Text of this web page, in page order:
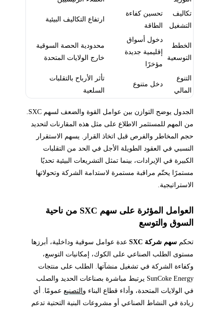
تكاليف
التشغيل
تحسين كفاءة
الطاقة
ارتفاع التكاليف البيئية
الخطط
التوسعية
دخول أسواق
إقليمية جديدة
مؤخرًا
محدودية الحصة السوقية
خارج الولايات المتحدة
التنوع
المالي
دخل متنوع
تأثر الأرباح بالتقلبات
السلعية
الجدول يوضح التوازن بين عوامل القوة والضعف لسهم SXC.
من المهم للمستثمر الاطلاع على مثل هذه المقارنات لتحديد
حجم المخاطر والفرص قبل اتخاذ القرار. يسهم الاستقرار
النسبي في العقود الطويلة الأجل في الحد من التقلبات
الكبيرة في الإيرادات، بينما تمثل التشريعات البيئية تحديًا
مستمرًا يحتّم مراقبة مستمرة لاستدامة الشركة وتحولاتها
الاستراتيجية.
العوامل المؤثرة على سهم SXC من ناحية
السوق والتوسع
تحكم سهم شركة SXC
عدة عوامل سوقية وداخلية، أبرزها
مستوى الطلب الصناعي على الكوك، إمكانيات التوسع،
وكفاءة الشركة في تشغيل منشآتها. الطلب على منتجات
SunCoke Energy يرتبط مباشرة بصناعات الحديد والصلب
في الولايات المتحدة، وأداء قطاع البناء والتصنيععمومًا. أي
زيادة في النشاط الصناعي أو مشروعات البنية التحتية تدعم